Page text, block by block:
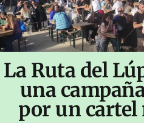
La Ruta del
una
por un